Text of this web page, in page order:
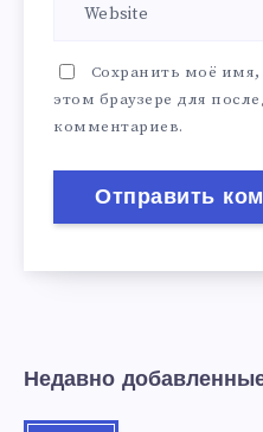
Сохранить моё имя,
этом браузере для
комментариев.
Недавно